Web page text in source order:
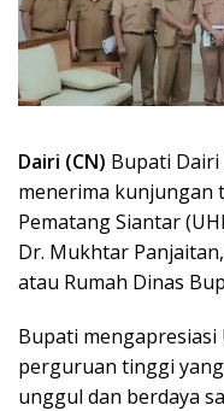
Dairi (CN) Bupati Dairi
menerima kunjungan
Pematang Siantar
Dr. Mukhtar
atau Rumah Dinas
Bupati mengapresiasi
perguruan tinggi
unggul dan berdaya